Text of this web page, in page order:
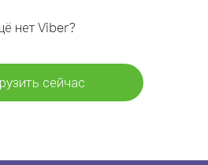
нет Viber?
сейчас